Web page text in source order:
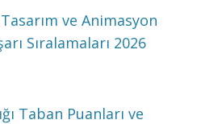
ve Animasyon
Sıralamaları 2026
Taban Puanları ve